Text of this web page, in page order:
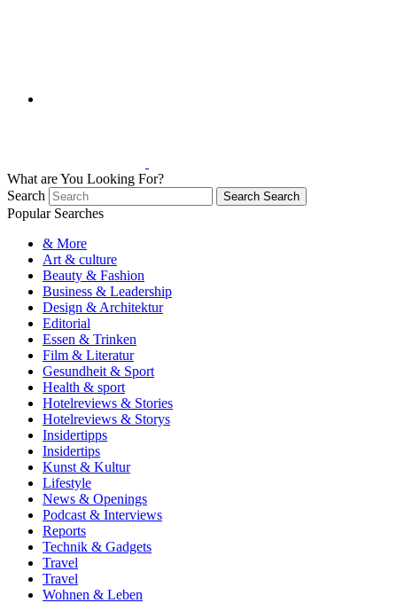
What are You Looking For?
Search
Search Search
Popular Searches
& More
Art & culture
Beauty & Fashion
Business & Leadership
Design & Architektur
Editorial
Essen & Trinken
Film & Literatur
Gesundheit & Sport
Health & sport
Hotelreviews & Stories
Hotelreviews & Storys
Insidertipps
Insidertips
Kunst & Kultur
Lifestyle
News & Openings
Podcast & Interviews
Reports
Technik & Gadgets
Travel
Travel
Wohnen & Leben